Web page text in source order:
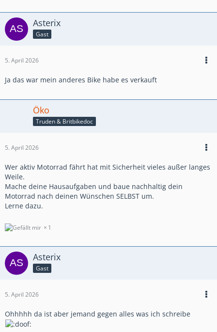
Asterix
Gast
5. April 2026
Ja das war mein anderes Bike habe es verkauft
Öko
Truden & Britbikedoc
5. April 2026
Wer aktiv Motorrad fährt hat mit Sicherheit vieles außer langes
Weile.
Mache deine Hausaufgaben und baue nachhaltig dein
Motorrad nach deinen Wünschen SELBST um.
Lerne dazu.
1
Asterix
Gast
5. April 2026
Ohhhhh da ist aber jemand gegen alles was ich schreibe